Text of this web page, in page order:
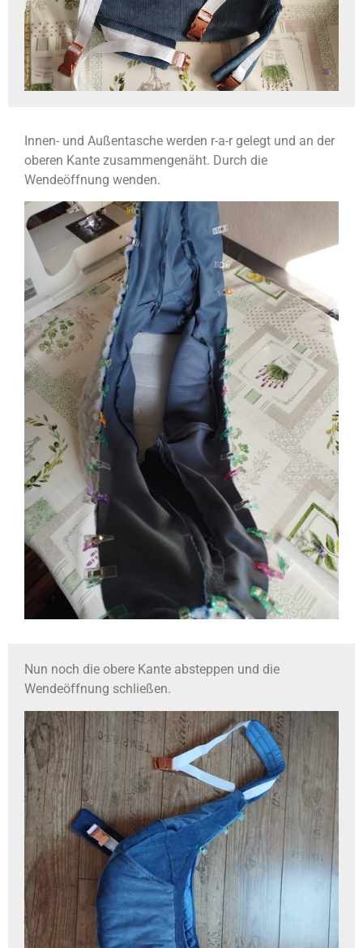
Innen- und Außentasche werden r-a-r gelegt und an der
oberen Kante zusammengenäht. Durch die
Wendeöffnung wenden.
Nun noch die obere Kante absteppen und die
Wendeöffnung schließen.